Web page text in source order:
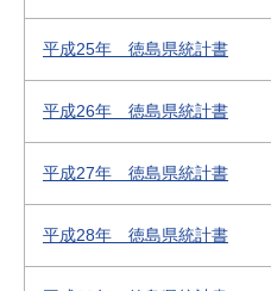
平成25年 徳島県統計書
平成26年 徳島県統計書
平成27年 徳島県統計書
平成28年 徳島県統計書